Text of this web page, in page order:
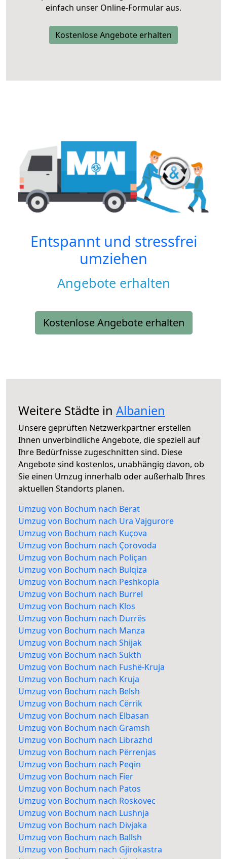
einfach unser Online-Formular aus.
Kostenlose Angebote erhalten
Entspannt und stressfrei
umziehen
Angebote erhalten
Kostenlose Angebote erhalten
Weitere Städte in Albanien
Unsere geprüften Netzwerkpartner erstellen
Ihnen unverbindliche Angebote, die speziell auf
Ihre Bedürfnisse zugeschnitten sind. Diese
Angebote sind kostenlos, unabhängig davon, ob
Sie einen Umzug innerhalb oder außerhalb Ihres
aktuellen Standorts planen.
Umzug von Bochum nach Berat
Umzug von Bochum nach Ura Vajgurore
Umzug von Bochum nach Kuçova
Umzug von Bochum nach Çorovoda
Umzug von Bochum nach Poliçan
Umzug von Bochum nach Bulqiza
Umzug von Bochum nach Peshkopia
Umzug von Bochum nach Burrel
Umzug von Bochum nach Klos
Umzug von Bochum nach Durrës
Umzug von Bochum nach Manza
Umzug von Bochum nach Shijak
Umzug von Bochum nach Sukth
Umzug von Bochum nach Fushë-Kruja
Umzug von Bochum nach Kruja
Umzug von Bochum nach Belsh
Umzug von Bochum nach Cërrik
Umzug von Bochum nach Elbasan
Umzug von Bochum nach Gramsh
Umzug von Bochum nach Librazhd
Umzug von Bochum nach Përrenjas
Umzug von Bochum nach Peqin
Umzug von Bochum nach Fier
Umzug von Bochum nach Patos
Umzug von Bochum nach Roskovec
Umzug von Bochum nach Lushnja
Umzug von Bochum nach Divjaka
Umzug von Bochum nach Ballsh
Umzug von Bochum nach Gjirokastra